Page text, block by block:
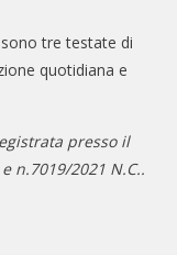
sono tre testate di
quotidiana e
presso il
n.7019/2021 N.C..